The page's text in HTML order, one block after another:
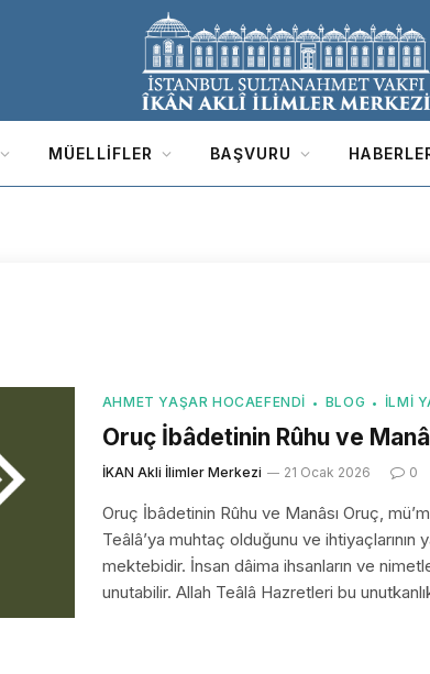
MÜELLIFLER BAŞVURU
AHMET YAŞAR HOCAEFENDI BLOG İLMI
Oruç İbâdetinin Rûhu ve
İKAN Akli İlimler Merkezi 21 Ocak 2026 0
Oruç İbâdetinin Rûhu ve Manâsı Oruç,
Teâlâ’ya muhtaç olduğunu ve
mektebidir. İnsan dâima ihsanların ve
unutabilir. Allah Teâlâ Hazretleri bu